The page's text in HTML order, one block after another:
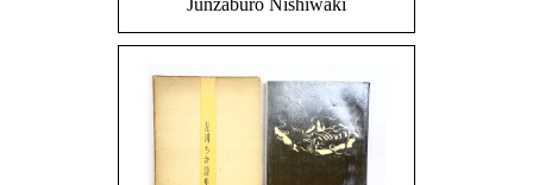
Junzaburo Nishiwaki